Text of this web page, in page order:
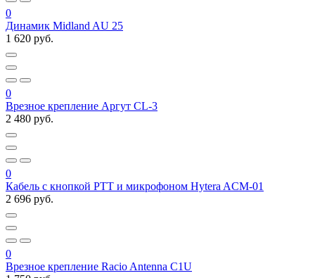
0
Динамик Midland AU 25
1 620 руб.
0
Врезное крепление Аргут CL-3
2 480 руб.
0
Кабель с кнопкой PTT и микрофоном Hytera ACM-01
2 696 руб.
0
Врезное крепление Racio Antenna C1U